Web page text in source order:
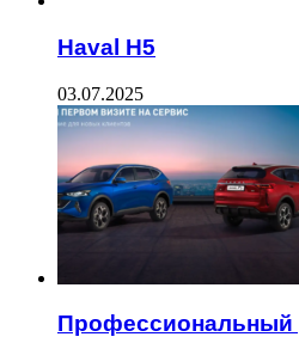
Haval H5
03.07.2025
Профессиональный